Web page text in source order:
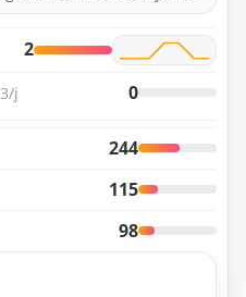
2
j 0
244
115
98